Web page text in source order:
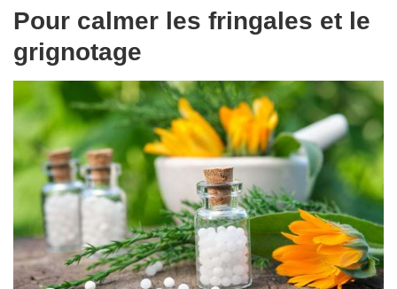
Pour calmer les fringales et le
grignotage